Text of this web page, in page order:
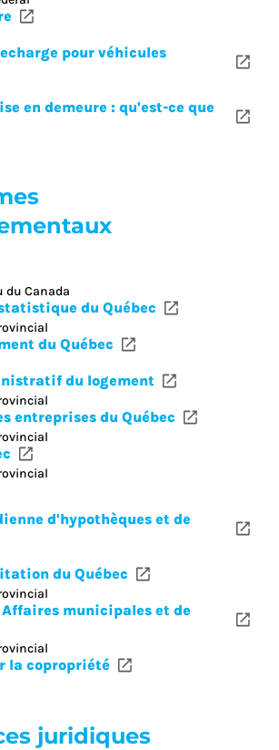
pour véhicules
en demeure : qu'est-ce que
du Canada
du Québec
du Québec
du logement
entreprises du Québec
d'hypothèques et de
du Québec
municipales et de
la copropriété
juridiques